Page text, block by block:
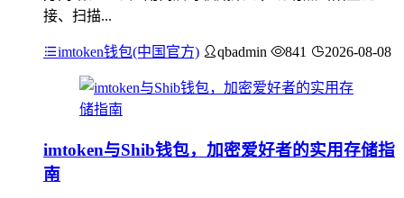
接、扫描...
imtoken钱包(中国官方) qbadmin 841 2026-08-08
imtoken与Shib钱包，加密爱好者的实用存储指
南